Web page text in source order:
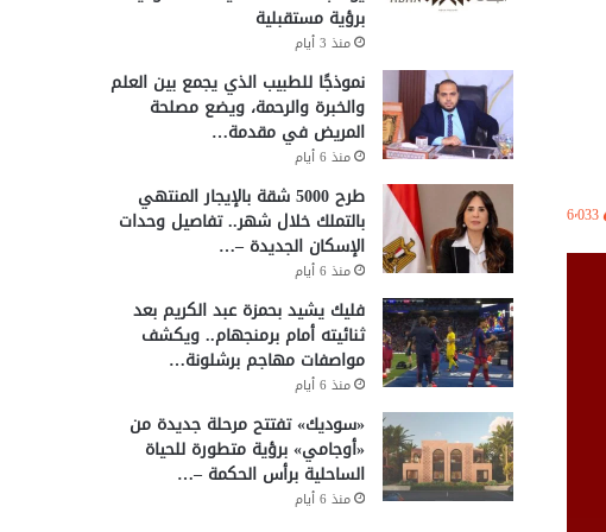
6٬033
برؤية مستقبلية
منذ 3 أيام
نموذجًا للطبيب الذي يجمع بين العلم
والخبرة والرحمة، ويضع مصلحة
المريض في مقدمة…
منذ 6 أيام
طرح 5000 شقة بالإيجار المنتهي
بالتملك خلال شهر.. تفاصيل وحدات
الإسكان الجديدة –…
منذ 6 أيام
فليك يشيد بحمزة عبد الكريم بعد
ثنائيته أمام برمنجهام.. ويكشف
مواصفات مهاجم برشلونة…
منذ 6 أيام
«سوديك» تفتتح مرحلة جديدة من
«أوجامي» برؤية متطورة للحياة
الساحلية برأس الحكمة –…
منذ 6 أيام